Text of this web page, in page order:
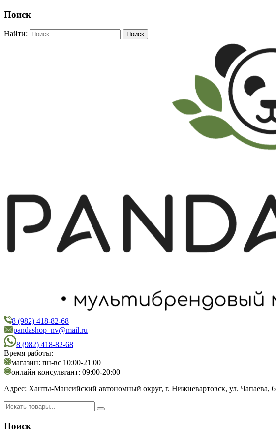
Поиск
Найти:
PandaShop
Интернет-магазин косметики
8 (982) 418-82-68
pandashop_nv@mail.ru
8 (982) 418-82-68
Время работы:
магазин: пн-вс 10:00-21:00
онлайн консультант: 09:00-20:00
Адрес: Ханты-Мансийский автономный округ, г. Нижневартовск, ул. Чапаева, 6
Поиск